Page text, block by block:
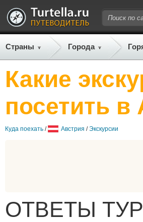
Страны Города
Какие
посетить в
Куда поехать / Австрия /Экскурсии
ОТВЕТЫ